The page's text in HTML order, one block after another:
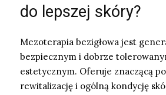
do lepszej skóry?
Mezoterapia bezigłowa jest
bezpiecznym i dobrze
estetycznym. Oferuje znaczącą
rewitalizację i ogólną kondycję